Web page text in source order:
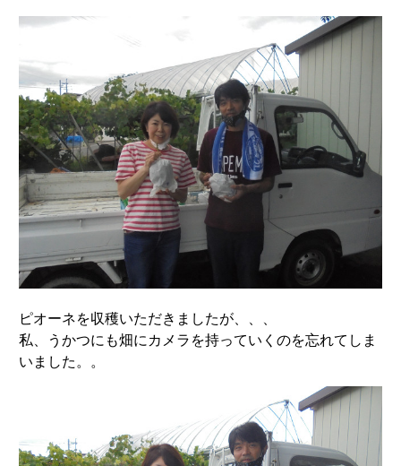
ピオーネを収穫いただきましたが、、、
私、うかつにも畑にカメラを持っていくのを忘れてしま
いました。。